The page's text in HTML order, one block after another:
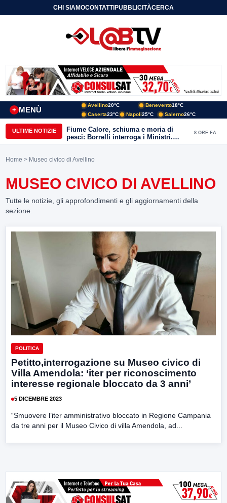
CHI SIAMOCONTATTIPUBBLICITÀCERCA
MENÙ
+
Avellino20°C Benevento18°C
Caserta23°C Napoli25°C Salerno26°C
ULTIME NOTIZIE
Fiume Calore, schiuma e moria di
pesci: Borrelli interroga i Ministri.
“Benevento paga l’assenza del
8 ORE FA
Home > Museo civico di Avellino
MUSEO CIVICO DI AVELLINO
Tutte le notizie, gli approfondimenti e gli aggiornamenti della
sezione.
POLITICA
Petitto,interrogazione su Museo civico di
Villa Amendola: ‘iter per riconoscimento
interesse regionale bloccato da 3 anni’
5 DICEMBRE 2023
“Smuovere l’iter amministrativo bloccato in Regione Campania
da tre anni per il Museo Civico di villa Amendola, ad...